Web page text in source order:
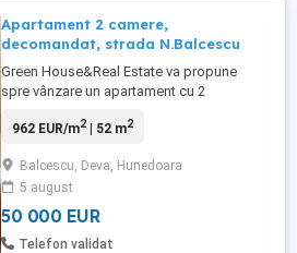
Apartament 2 camere,
decomandat, strada N.Balcescu
Green House&Real Estate va propune
spre vânzare un apartament cu 2
strada Nicolae Balcescu . Detalii: -centrală
decomandat -balcon -mobilat și utilat -
suprafață 52 mp PREȚ: 50.000
Contacteaza-ne pentru mai multe detalii
962 EUR/m2| 52 m2
Balcescu, Deva, Hunedoara
5 august
50 000 EUR
Telefon validat